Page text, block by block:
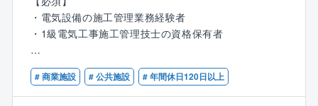
りにしている企業です。
自己研鑽については自身が望めば多くの機会を利用し
て自己を成長させることができます。
専門分野への論文投稿をしたり、業務に関連する学会
に出席したり、講演会・セミナーに出て知見を深めた
りしています。
■プライム市場企業である中電工のグループ企業とし
て、公共・民間の電気設備工事を幅広く手掛けており
ます。
■学校や警察署などの公共案件も多く、工事先は県内案
件を中心としてお りますので、出張はほとんどなく、
仕事量も安定しております。
・電気設備の施工管理業務経験者
・1級電気工事施工管理技士の資格保有者
【歓迎スキル】
・コミュニケーションスキル
・CAD・PCの操作スキル
# 商業施設 # 公共施設 # 年間休日120日以上